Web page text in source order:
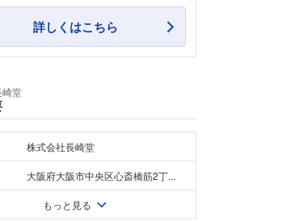
詳しくはこちら
崎堂
株式会社長崎堂
大阪府大阪市中央区心斎橋筋2丁...
もっと見る